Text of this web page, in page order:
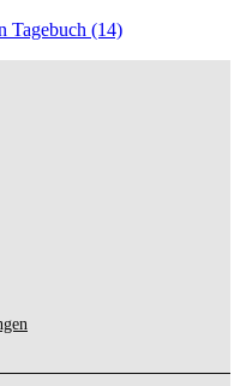
Tagebuch (14)Nächster